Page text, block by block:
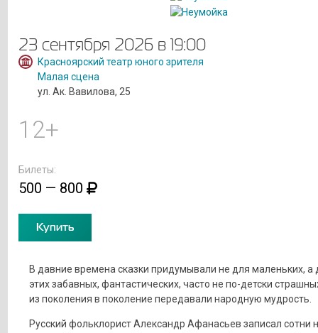
23 сентября 2026 в 19:00
Красноярский театр юного зрителя
Малая сцена
ул. Ак. Вавилова, 25
12+
Билеты:
500 — 800
Купить
В давние времена сказки придумывали не для маленьких, а
этих забавных, фантастических, часто не по-детски
из поколения в поколение передавали народную мудрость.
Русский фольклорист Александр Афанасьев записал сотни